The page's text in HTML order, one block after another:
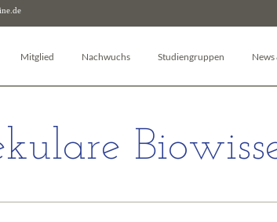
Mitglied
Mitgliederjournal
Nachwuchs
Young Investigators
Studiengruppen
Pharmakologie und